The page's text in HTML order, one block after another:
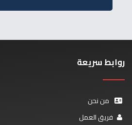
روابط سريعة
من نحن
فريق العمل